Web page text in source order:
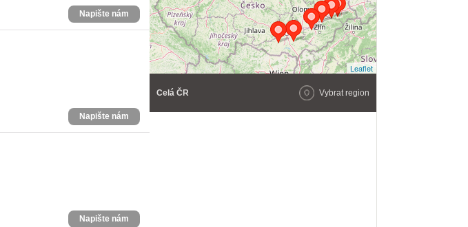
Napište nám
Napište nám
Napište nám
Leaflet
Celá ČR Vybrat region